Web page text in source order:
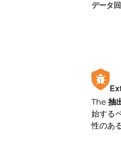
データ
The 抽
始する
性のあ